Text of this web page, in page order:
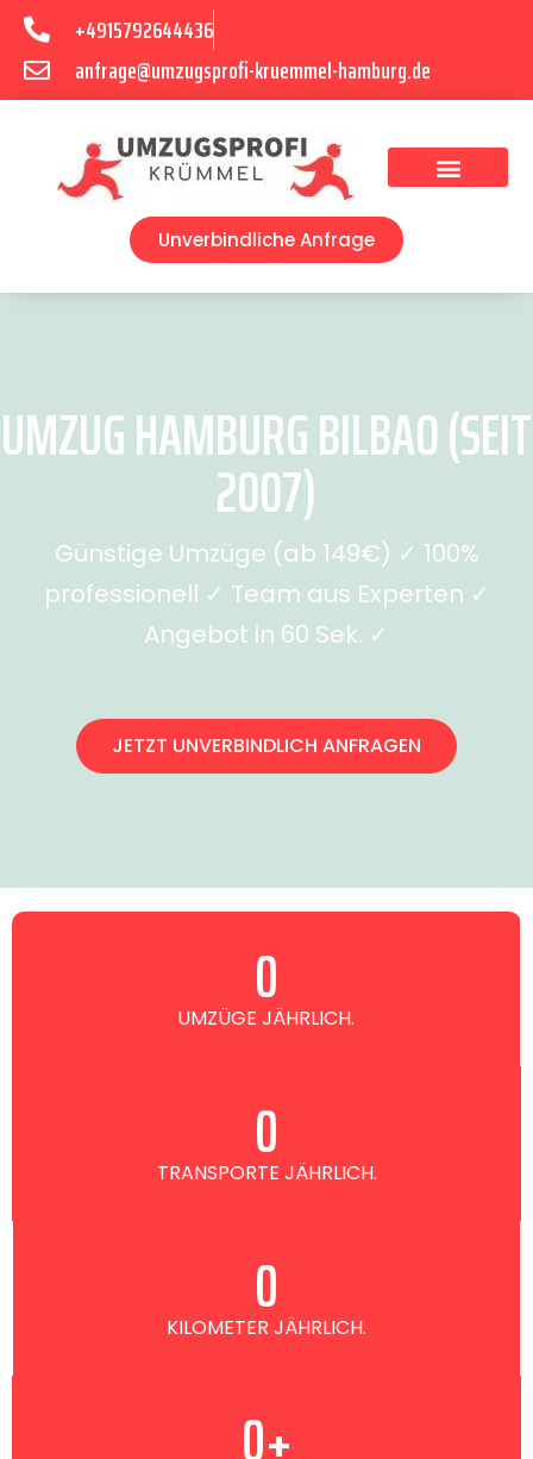
+4915792644436
anfrage@umzugsprofi-kruemmel-hamburg.de
Unverbindliche Anfrage
UMZUG HAMBURG BILBAO (SEIT
2007)
Günstige Umzüge (ab 149€) ✓ 100%
professionell ✓ Team aus Experten ✓
Angebot in 60 Sek. ✓
JETZT UNVERBINDLICH ANFRAGEN
UMZÜGE JÄHRLICH.
0
TRANSPORTE JÄHRLICH.
0
KILOMETER JÄHRLICH.
0